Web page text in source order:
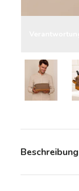
Beschreibung